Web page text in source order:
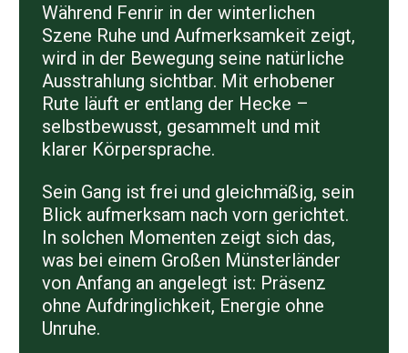
Während Fenrir in der winterlichen
Szene Ruhe und Aufmerksamkeit zeigt,
wird in der Bewegung seine natürliche
Ausstrahlung sichtbar. Mit erhobener
Rute läuft er entlang der Hecke –
selbstbewusst, gesammelt und mit
klarer Körpersprache.
Sein Gang ist frei und gleichmäßig, sein
Blick aufmerksam nach vorn gerichtet.
In solchen Momenten zeigt sich das,
was bei einem Großen Münsterländer
von Anfang an angelegt ist: Präsenz
ohne Aufdringlichkeit, Energie ohne
Unruhe.